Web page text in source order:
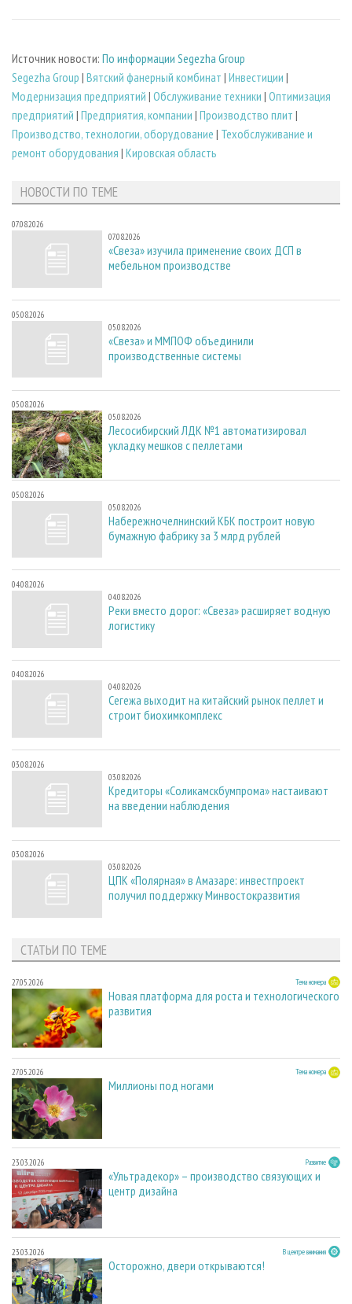
Источник новости: По информации Segezha Group
Segezha Group | Вятский фанерный комбинат | Инвестиции |
Модернизация предприятий | Обслуживание техники | Оптимизация
предприятий | Предприятия, компании | Производство плит |
Производство, технологии, оборудование | Техобслуживание и
ремонт оборудования | Кировская область
НОВОСТИ ПО ТЕМЕ
07.08.2026
07.08.2026
«Свеза» изучила применение своих ДСП в
мебельном производстве
05.08.2026
05.08.2026
«Свеза» и ММПОФ объединили
производственные системы
05.08.2026
05.08.2026
Лесосибирский ЛДК №1 автоматизировал
укладку мешков с пеллетами
05.08.2026
05.08.2026
Набережночелнинский КБК построит новую
бумажную фабрику за 3 млрд рублей
04.08.2026
04.08.2026
Реки вместо дорог: «Свеза» расширяет водную
логистику
04.08.2026
04.08.2026
Сегежа выходит на китайский рынок пеллет и
строит биохимкомплекс
03.08.2026
03.08.2026
Кредиторы «Соликамскбумпрома» настаивают
на введении наблюдения
03.08.2026
03.08.2026
ЦПК «Полярная» в Амазаре: инвестпроект
получил поддержку Минвостокразвития
СТАТЬИ ПО ТЕМЕ
27.05.2026 Тема номера
Новая платформа для роста и технологического
развития
27.05.2026 Тема номера
Миллионы под ногами
23.03.2026 Развитие
«Ультрадекор» – производство связующих и
центр дизайна
23.03.2026 В центре внимания
Осторожно, двери открываются!